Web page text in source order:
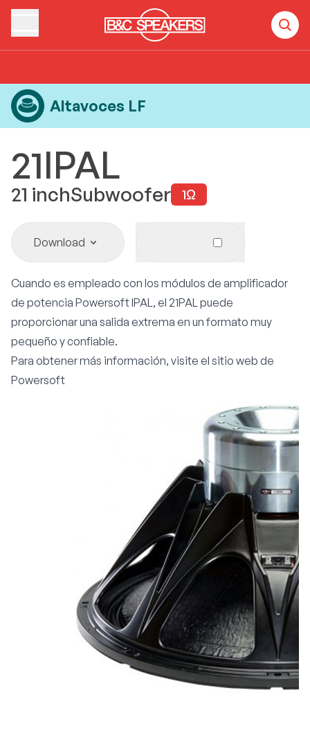
Altavoces LF
21IPAL
21 inchSubwoofer 1Ω
Download
Cuando es empleado con los módulos de amplificador
de potencia Powersoft IPAL, el 21PAL puede
proporcionar una salida extrema en un formato muy
pequeño y confiable.
Para obtener más información, visite el sitio web de
Powersoft